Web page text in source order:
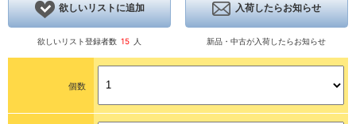
欲しいリストに追加
欲しいリスト登録者数 15 人
入荷したらお知らせ
新品・中古が入荷したらお知らせ
個数